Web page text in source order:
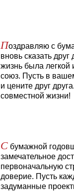
Поздравляю с
вновь сказать
жизнь была легкой
союз. Пусть в
и цените друг
совместной жизни!
С бумажной
замечательное
первоначальную
доверие. Пусть
задуманные